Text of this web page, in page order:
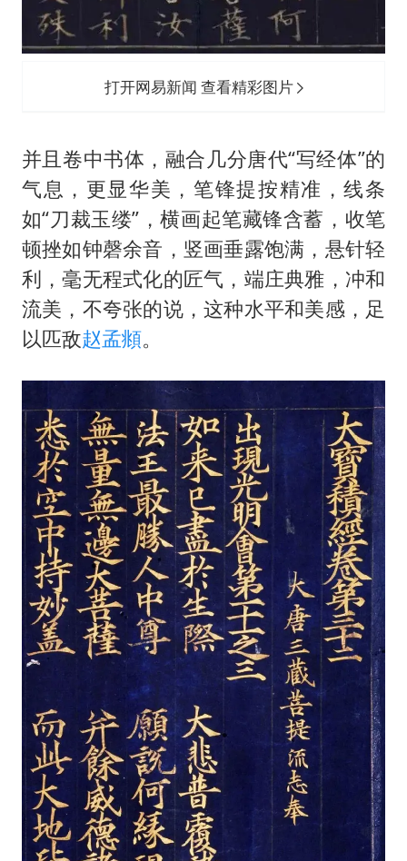
打开网易新闻 查看精彩图片
并且卷中书体，融合几分唐代“写经体”的
气息，更显华美，笔锋提按精准，线条
如“刀裁玉缕”，横画起笔藏锋含蓄，收笔
顿挫如钟磬余音，竖画垂露饱满，悬针轻
利，毫无程式化的匠气，端庄典雅，冲和
流美，不夸张的说，这种水平和美感，足
以匹敌赵孟頫。